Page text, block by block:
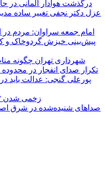
درگذشت هوادار آلمانی در
عزل دکتر نجفی تغییر ساده
امام جمعه سراوان: مردم
پیش‌بینی خیزش گردوخاک و
شهرداری تهران چگونه
تکرار صدای انفجار در
پورعلی گنجی: عدالت باید
زخمی شدن ۳ نظامی صهیونیست در جنوب لبنان
صداهای شنیده‌شده در شرق